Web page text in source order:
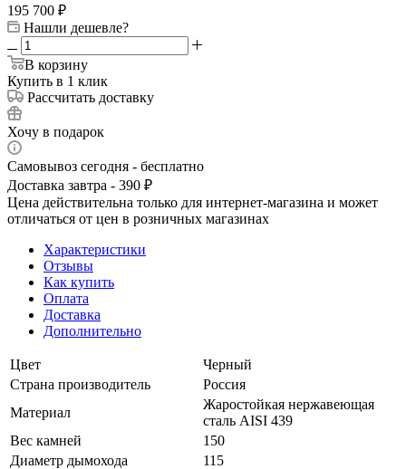
195 700 ₽
Нашли дешевле?
В корзину
Купить в 1 клик
Рассчитать доставку
Хочу в подарок
Самовывоз сегодня - бесплатно
Доставка завтра - 390 ₽
Цена действительна только для интернет-магазина и может
отличаться от цен в розничных магазинах
Характеристики
Отзывы
Как купить
Оплата
Доставка
Дополнительно
Цвет
Черный
Страна производитель
Россия
Материал
Жаростойкая нержавеющая
сталь AISI 439
Вес камней
150
Диаметр дымохода
115